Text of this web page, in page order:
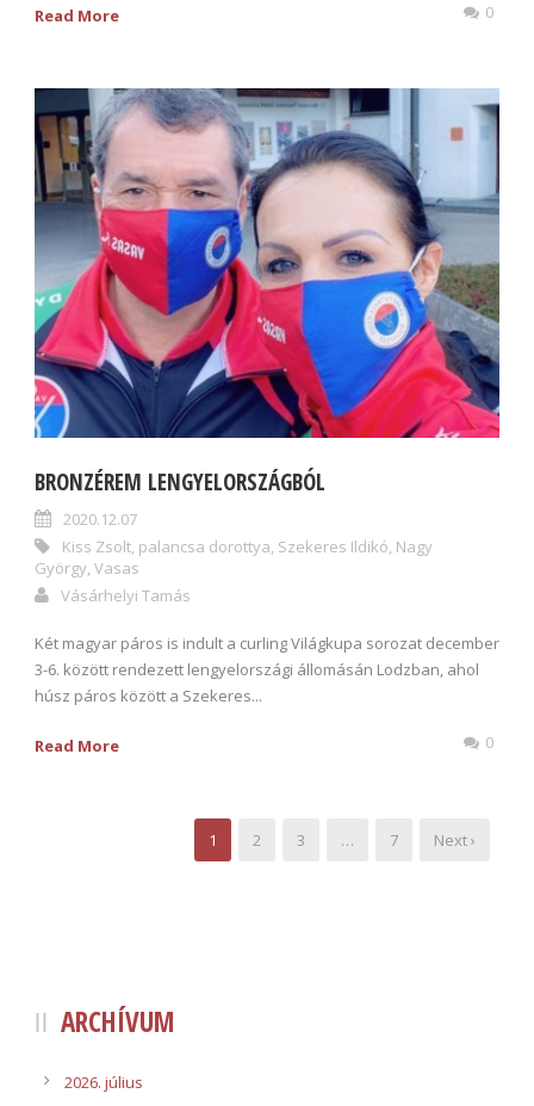
Read More 0
BRONZÉREM LENGYELORSZÁGBÓL
2020.12.07
Kiss Zsolt, palancsa dorottya, Szekeres Ildikó, Nagy
György, Vasas
Vásárhelyi Tamás
Két magyar páros is indult a curling Világkupa sorozat december
3-6. között rendezett lengyelországi állomásán Lodzban, ahol
húsz páros között a Szekeres...
Read More 0
1 2 3 … 7 Next ›
ARCHÍVUM
2026. július